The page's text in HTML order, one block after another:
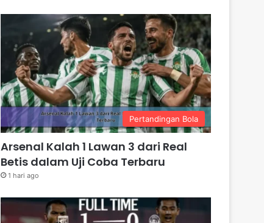
Pertandingan Bola
Arsenal Kalah 1 Lawan 3 dari Real
Betis dalam Uji Coba Terbaru
1 hari ago